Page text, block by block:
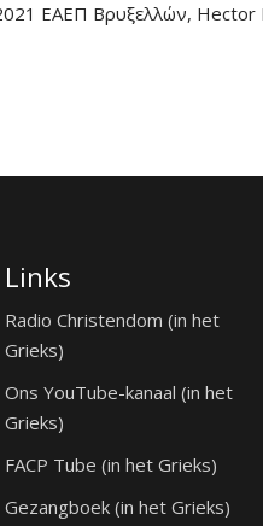
ΕΑΕΠ Βρυξελλών,
Links
Radio Christendom (in het
Grieks)
Ons YouTube-kanaal (in het
Grieks)
FACP Tube (in het Grieks)
Gezangboek (in het Grieks)